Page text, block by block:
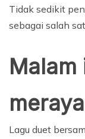
Tidak sedikit
sebagai salah
Malam
Lagu duet